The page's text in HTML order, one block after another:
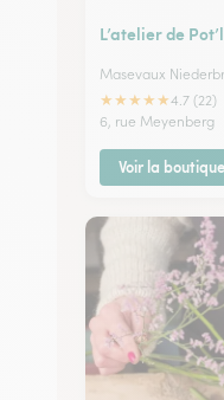
L’atelier de
Masevaux
★★★★★4.7 (22)
6, rue Meyenberg
Voir la boutique